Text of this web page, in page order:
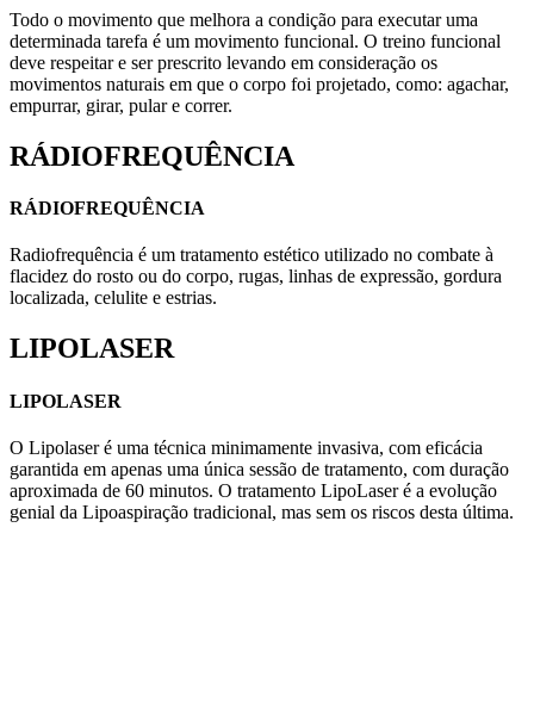
Todo o movimento que melhora a condição para executar uma
determinada tarefa é um movimento funcional. O treino funcional
deve respeitar e ser prescrito levando em consideração os
movimentos naturais em que o corpo foi projetado, como: agachar,
empurrar, girar, pular e correr.
RÁDIOFREQUÊNCIA
RÁDIOFREQUÊNCIA
Radiofrequência é um tratamento estético utilizado no combate à
flacidez do rosto ou do corpo, rugas, linhas de expressão, gordura
localizada, celulite e estrias.
LIPOLASER
LIPOLASER
O Lipolaser é uma técnica minimamente invasiva, com eficácia
garantida em apenas uma única sessão de tratamento, com duração
aproximada de 60 minutos. O tratamento LipoLaser é a evolução
genial da Lipoaspiração tradicional, mas sem os riscos desta última.